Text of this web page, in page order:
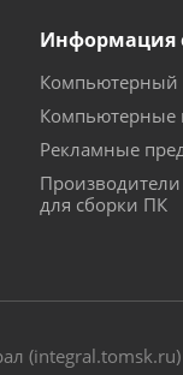
Информация
Компьютерный
Компьютерные
Рекламные
для сборки ПК
(integral.tomsk.ru)